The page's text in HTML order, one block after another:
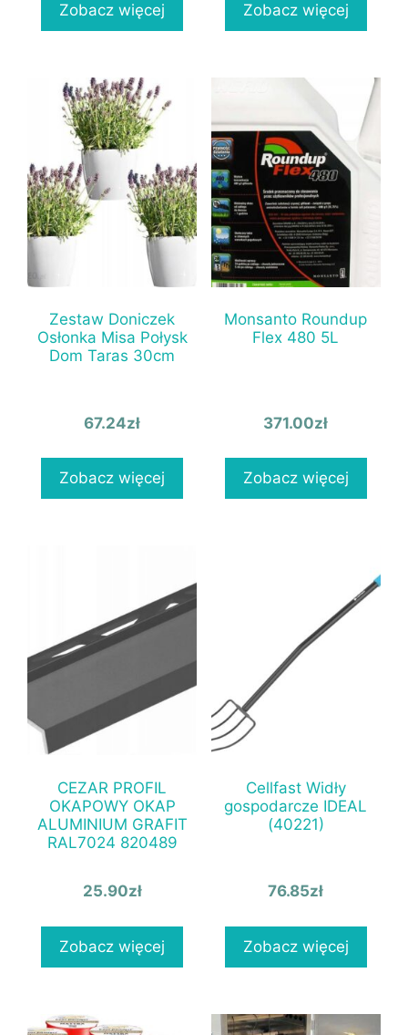
Zobacz więcej Zobacz więcej
Zestaw Doniczek
Osłonka Misa Połysk
Dom Taras 30cm
67.24zł
Zobacz więcej
Monsanto Roundup
Flex 480 5L
371.00zł
Zobacz więcej
CEZAR PROFIL
OKAPOWY OKAP
ALUMINIUM GRAFIT
RAL7024 820489
25.90zł
Zobacz więcej
Cellfast Widły
gospodarcze IDEAL
(40221)
76.85zł
Zobacz więcej